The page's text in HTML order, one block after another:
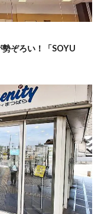
勢ぞろい！「SOYU